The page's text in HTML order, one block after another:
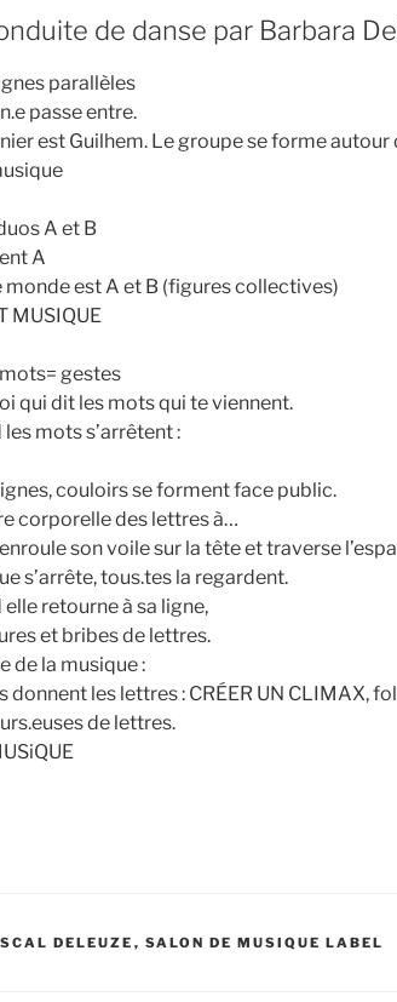
de danse par Barbara
parallèles
passe entre.
est Guilhem. Le groupe se forme autour
A et B
A
monde est A et B (figures collectives)
MUSIQUE
gestes
qui dit les mots qui te viennent.
les mots s’arrêtent :
couloirs se forment face public.
corporelle des lettres à…
son voile sur la tête et traverse
s’arrête, tous.tes la regardent.
elle retourne à sa ligne,
et bribes de lettres.
de la musique :
donnent les lettres : CRÉER UN CLIMAX,
de lettres.
DELEUZE , SALON DE MUSIQUE LABEL